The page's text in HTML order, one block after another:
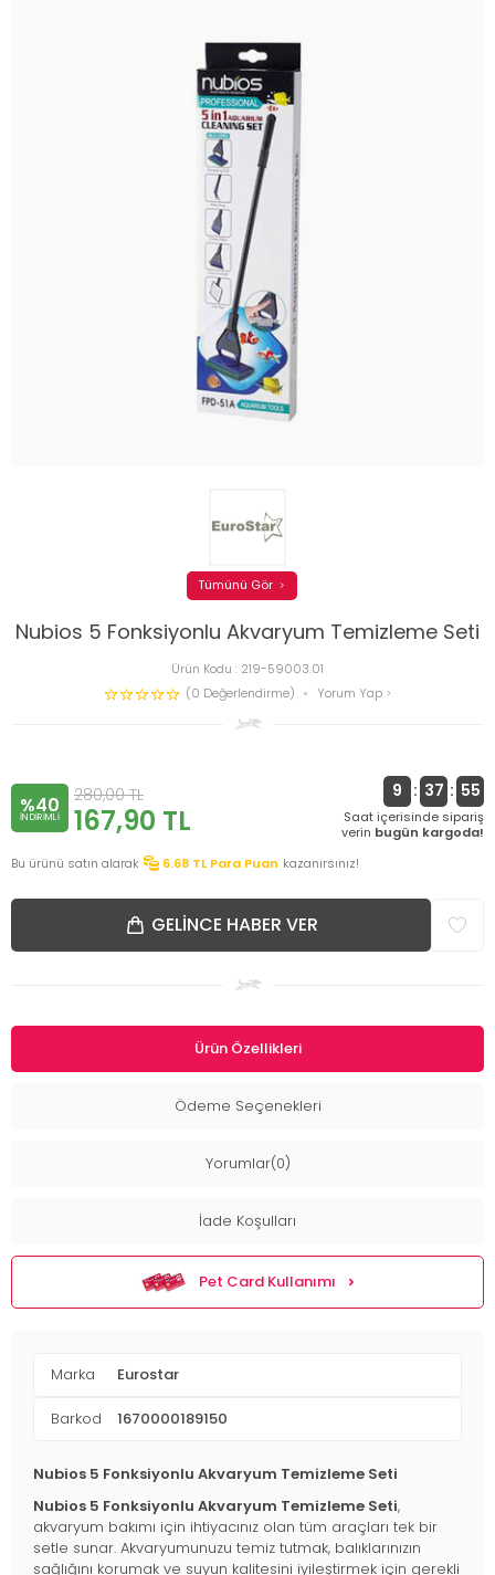
Nubios 5 Fonksiyonlu Akvaryum Temizleme Seti
Ürün Kodu : 219-59003.01
(0 Değerlendirme)
Yorum Yap
Tümünü Gör
%40
INDIRIMLI
280,00TL
167,90 TL
9 : 37 : 55
Saat içerisinde sipariş
verin bugün kargoda!
Bu ürünü satın alarak
6.68 TL Para Puan kazanırsınız!
GELINCE HABER VER
Ürün Özellikleri
Ödeme Seçenekleri
Yorumlar(0)
İade Koşulları
Pet Card Kullanımı
Marka Eurostar
Barkod 1670000189150
Nubios 5 Fonksiyonlu Akvaryum Temizleme Seti
Nubios 5 Fonksiyonlu Akvaryum Temizleme Seti,
akvaryum bakımı için ihtiyacınız olan tüm araçları tek bir
setle sunar. Akvaryumunuzu temiz tutmak, balıklarınızın
sağlığını korumak ve suyun kalitesini iyileştirmek için gerekli